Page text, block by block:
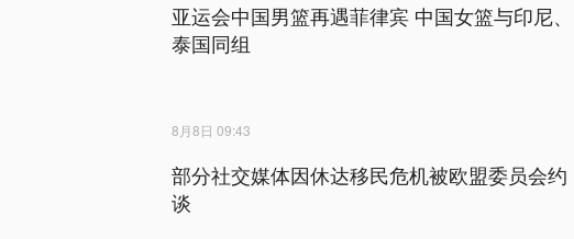
亚运会中国男篮再遇菲律宾 中国女篮与印尼、
泰国同组
8月8日 09:43
部分社交媒体因休达移民危机被欧盟委员会约
谈